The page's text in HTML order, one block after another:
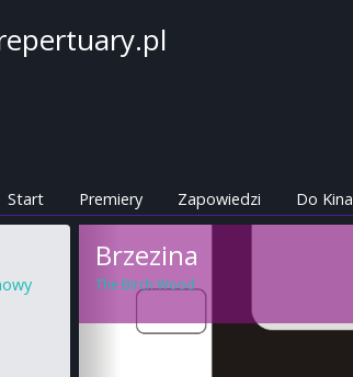
Start Premiery Zapowiedzi Do Kina
Brzezina
The Birch Wood